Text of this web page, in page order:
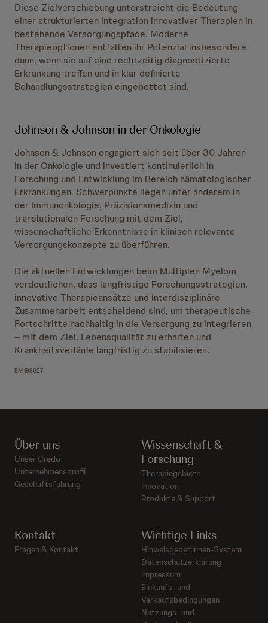
Diese Zielverschiebung unterstreicht die Bedeutung
einer strukturierten Integration innovativer Therapien in
bestehende Versorgungspfade. Moderne
Therapieoptionen entfalten ihr Potenzial insbesondere
dann, wenn sie auf eine rechtzeitig diagnostizierte
Erkrankung treffen und in klar definierte
Behandlungsstrategien eingebettet sind.
Johnson & Johnson in der Onkologie
Johnson & Johnson engagiert sich seit über 30 Jahren
in der Onkologie und investiert kontinuierlich in
Forschung und Entwicklung im Bereich hämatologischer
Erkrankungen. Schwerpunkte liegen unter anderem in
der Immunonkologie, Präzisionsmedizin und
translationalen Forschung mit dem Ziel,
wissenschaftliche Erkenntnisse in klinisch relevante
Versorgungskonzepte zu überführen.
Die aktuellen Entwicklungen beim Multiplen Myelom
verdeutlichen, dass langfristige Forschungsstrategien,
innovative Therapieansätze und interdisziplinäre
Zusammenarbeit entscheidend sind, um therapeutische
Fortschritte nachhaltig in die Versorgung zu integrieren
– mit dem Ziel, Lebensqualität zu erhalten und
Krankheitsverläufe langfristig zu stabilisieren.
EM-199627
Über uns
Unser Credo
Unternehmensprofil
Geschäftsführung
Wissenschaft &
Forschung
Therapiegebiete
Innovation
Produkte & Support
Kontakt
Fragen & Kontakt
Wichtige Links
Hinweisgeber:innen-System
Datenschutzerklärung
Impressum
Einkaufs- und
Verkaufsbedingungen
Nutzungs- und